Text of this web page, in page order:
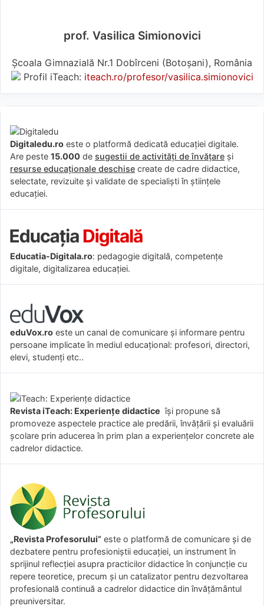
prof. Vasilica Simionovici
Școala Gimnazială Nr.1 Dobîrceni (Botoşani), România
Profil iTeach: iteach.ro/profesor/vasilica.simionovici
Digitaledu.ro este o platformă dedicată educației digitale.
Are peste 15.000 de sugestii de activități de învățare și
resurse educaționale deschise create de cadre didactice,
selectate, revizuite și validate de specialiști în științele
educației.
Educatia-Digitala.ro: pedagogie digitală, competențe
digitale, digitalizarea educației.
eduVox.ro este un canal de comunicare și informare pentru
persoane implicate în mediul educațional: profesori, directori,
elevi, studenți etc..
Revista iTeach: Experienţe didactice îşi propune să
promoveze aspectele practice ale predării, învăţării şi evaluării
şcolare prin aducerea în prim plan a experienţelor concrete ale
cadrelor didactice.
„Revista Profesorului” este o platformă de comunicare și de
dezbatere pentru profesioniștii educației, un instrument în
sprijinul reflecției asupra practicilor didactice în conjuncție cu
repere teoretice, precum și un catalizator pentru dezvoltarea
profesională continuă a cadrelor didactice din învățământul
preuniversitar.